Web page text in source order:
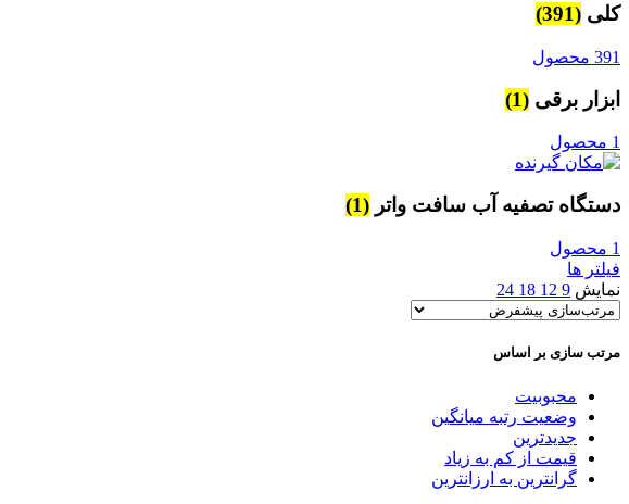
کلی (391)
391 محصول
ابزار برقی (1)
1 محصول
دستگاه تصفیه آب سافت واتر (1)
1 محصول
فیلتر ها
نمایش 9
12
18
24
مرتب سازی بر اساس
محبوبیت
وضعیت رتبه میانگین
جدیدترین
قیمت از کم به زیاد
گرانترین به ارزانترین